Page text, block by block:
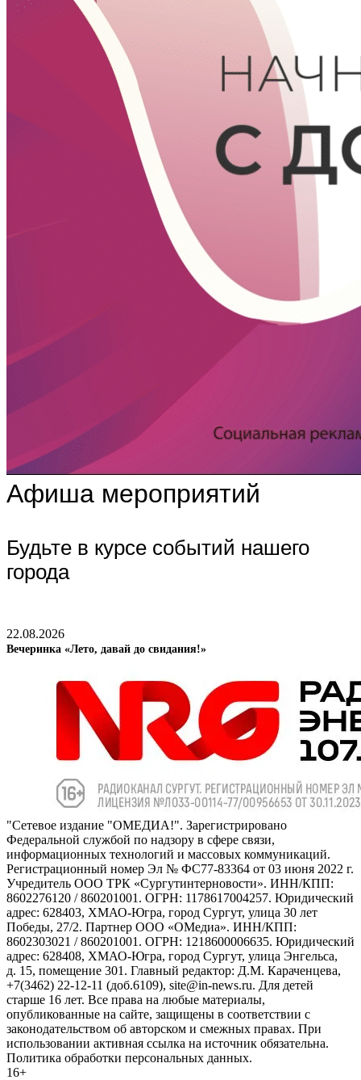
Афиша мероприятий
Будьте в курсе событий нашего
города
22.08.2026
Вечеринка «Лето, давай до свидания!»
"Сетевое издание "ОМЕДИА!". Зарегистрировано
Федеральной службой по надзору в сфере связи,
информационных технологий и массовых коммуникаций.
Регистрационный номер Эл № ФС77-83364 от 03 июня 2022 г.
Учредитель ООО ТРК «Сургутинтерновости». ИНН/КПП:
8602276120 / 860201001. ОГРН: 1178617004257. Юридический
адрес: 628403, ХМАО-Югра, город Сургут, улица 30 лет
Победы, 27/2. Партнер ООО «ОМедиа». ИНН/КПП:
8602303021 / 860201001. ОГРН: 1218600006635. Юридический
адрес: 628408, ХМАО-Югра, город Сургут, улица Энгельса,
д. 15, помещение 301. Главный редактор: Д.М. Караченцева,
+7(3462) 22-12-11 (доб.6109), site@in-news.ru. Для детей
старше 16 лет. Все права на любые материалы,
опубликованные на сайте, защищены в соответствии с
законодательством об авторском и смежных правах. При
использовании активная ссылка на источник обязательна.
Политика обработки персональных данных.
16+